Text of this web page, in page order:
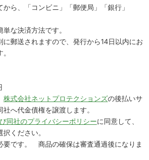
ら、「コンビニ」「郵便局」「銀行」
な決済方法です。
に郵送されますので、発行から14日以内にお
株式会社ネットプロテクションズの後払いサ
へ代金債権を譲渡します。
同社のプライバシーポリシーに同意して、
ください。
要です。 商品の確保は審査通過後になりま